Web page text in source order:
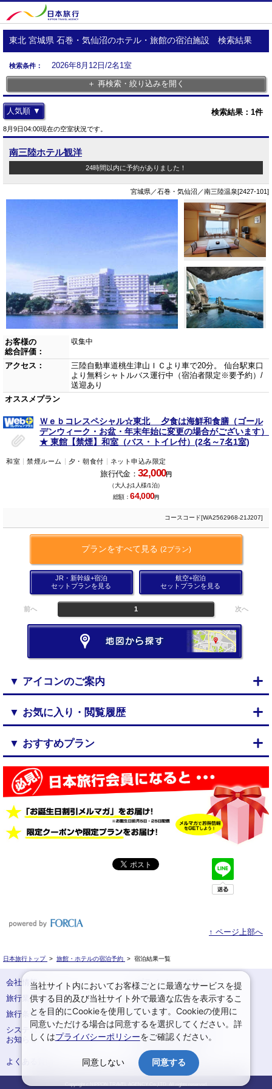
東北 宮城県 石巻・気仙沼のホテル・旅館の宿泊施設 検索結果
検索条件：
2026年8月12日/2名1室
＋ 再検索・絞り込みを開く
検索結果： 1件
人気順 ▼
8月9日04:00現在の空室状況です。
南三陸ホテル観洋
24時間以内に予約がありました！
宮城県／石巻・気仙沼／南三陸温泉[2427-101]
お客様の
総合評価：
収集中
アクセス：
三陸自動車道桃生津山ＩＣより車で20分。 仙台駅東口
より無料シャトルバス運行中（宿泊者限定※要予約）/
送迎あり
オススメプラン
Ｗｅｂコレスペシャル☆東北 夕食は海鮮和食膳（ゴール
デンウィーク・お盆・年末年始に変更の場合がございます）
★ 東館【禁煙】和室（バス・トイレ付）(2名～7名1室)
和室 禁煙ルーム 夕・朝食付 ネット申込み限定
旅行代金：32,000円
（大人お1人様/1泊）
総額：64,000円
コースコード[WA2562968-21J207]
プランをすべて見る (2プラン)
JR・新幹線+宿泊
セットプランを見る
航空+宿泊
セットプランを見る
前へ 1 次へ
▼ アイコンのご案内
▼ お気に入り・閲覧履歴
▼ おすすめプラン
↑ ページ上部へ
日本旅行トップ > 旅館・ホテルの宿泊予約 > 宿泊結果一覧
会社情報
プライバシーポリシー
旅行業登録票・約款
規約集
旅行条件書
サイトマップ
システムメンテナンスの
お知らせ
お申込みまでの手順
よくある質問
予約確認・変更
当社サイト内においてお客様ごとに最適なサービスを提
供する目的及び当社サイト外で最適な広告を表示するこ
とを目的にCookieを使用しています。Cookieの使用に
同意いただける場合は同意するを選択してください。詳
しくはプライバシーポリシーをご確認ください。
同意しない 同意する